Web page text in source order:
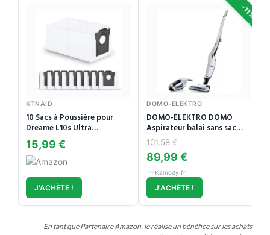
KTNAID
10 Sacs à Poussière pour
Dreame L10s Ultra
Gen2/Gen3, L50 / L40 Ultra
AE(A)
15,99 €
J'ACHÈTE !
-11%
DOMO-ELEKTRO
DOMO-ELEKTRO DOMO
Aspirateur balai sans sac
2en1 avec systeme
cyclonique Li-ion 14,4 V,
DO217SV
101,58 €
89,99 €
Kamody.fr
J'ACHÈTE !
En tant que Partenaire Amazon, je réalise un bénéfice sur les achats